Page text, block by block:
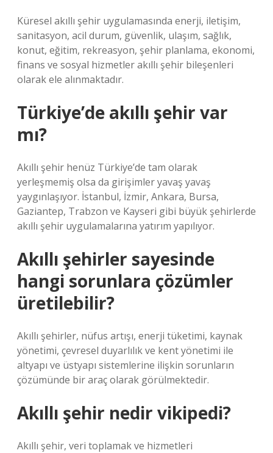
Küresel akıllı şehir uygulamasında enerji, iletişim,
sanitasyon, acil durum, güvenlik, ulaşım, sağlık,
konut, eğitim, rekreasyon, şehir planlama, ekonomi,
finans ve sosyal hizmetler akıllı şehir bileşenleri
olarak ele alınmaktadır.
Türkiye’de akıllı şehir var
mı?
Akıllı şehir henüz Türkiye’de tam olarak
yerleşmemiş olsa da girişimler yavaş yavaş
yaygınlaşıyor. İstanbul, İzmir, Ankara, Bursa,
Gaziantep, Trabzon ve Kayseri gibi büyük şehirlerde
akıllı şehir uygulamalarına yatırım yapılıyor.
Akıllı şehirler sayesinde
hangi sorunlara çözümler
üretilebilir?
Akıllı şehirler, nüfus artışı, enerji tüketimi, kaynak
yönetimi, çevresel duyarlılık ve kent yönetimi ile
altyapı ve üstyapı sistemlerine ilişkin sorunların
çözümünde bir araç olarak görülmektedir.
Akıllı şehir nedir vikipedi?
Akıllı şehir, veri toplamak ve hizmetleri